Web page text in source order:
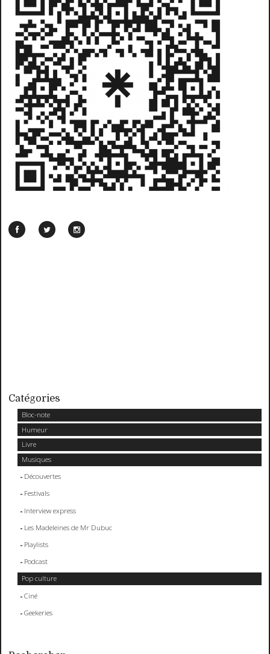
Catégories
Bloc-note
Humeur
Livre
Musiques
Découvertes
Festivals
Interview express
Les Madeleines de Mr Dubuc
Playlists
Podcast
Pop culture
Ciné
Geekeries